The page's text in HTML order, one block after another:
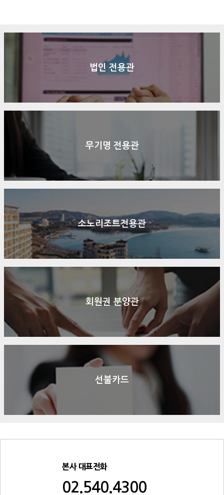
구매문의 상담신청
법인 전용관
무기명 전용관
소노리조트전용관
회원권 분양관
선불카드
본사 대표전화
02.540.4300